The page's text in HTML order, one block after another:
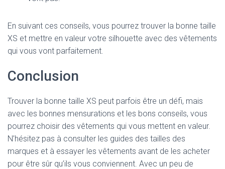
En suivant ces conseils, vous pourrez trouver la bonne taille
XS et mettre en valeur votre silhouette avec des vêtements
qui vous vont parfaitement.
Conclusion
Trouver la bonne taille XS peut parfois être un défi, mais
avec les bonnes mensurations et les bons conseils, vous
pourrez choisir des vêtements qui vous mettent en valeur.
N’hésitez pas à consulter les guides des tailles des
marques et à essayer les vêtements avant de les acheter
pour être sûr qu’ils vous conviennent. Avec un peu de